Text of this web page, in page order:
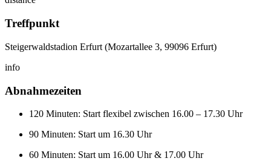
Treffpunkt
Steigerwaldstadion Erfurt (Mozartallee 3, 99096 Erfurt)
info
Abnahmezeiten
120 Minuten: Start flexibel zwischen 16.00 – 17.30 Uhr
90 Minuten: Start um 16.30 Uhr
60 Minuten: Start um 16.00 Uhr & 17.00 Uhr